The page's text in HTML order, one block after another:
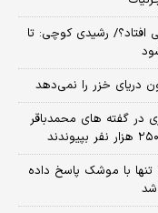
رشیدی کوچی: تا
دریای خزر را نمی‌دهد
و کیفری در گفته های محمدباقر
با موشک پاسخ داده
شد